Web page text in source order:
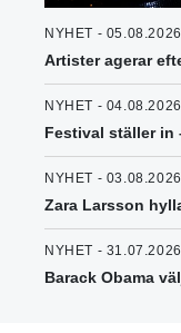
NYHET - 05.08.2026
Artister agerar
NYHET - 04.08.2026
Festival ställer in
NYHET - 03.08.2026
Zara Larsson
NYHET - 31.07.2026
Barack Obama